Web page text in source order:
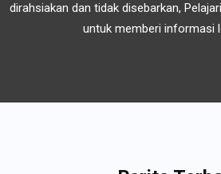
dirahsiakan dan tidak disebarkan, Pelajari
untuk memberi informasi